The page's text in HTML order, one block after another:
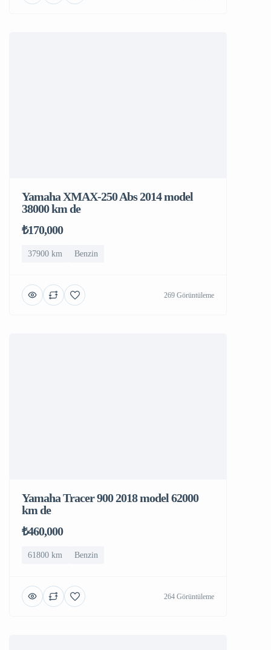
Yamaha XMAX-250 Abs 2014 model
38000 km de
₺170,000
37900 km Benzin
269 Görüntüleme
Yamaha Tracer 900 2018 model 62000
km de
₺460,000
61800 km Benzin
264 Görüntüleme